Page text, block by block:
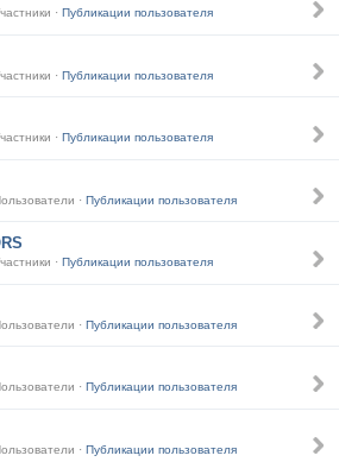
· Публикации пользователя
· Публикации пользователя
· Публикации пользователя
· Публикации пользователя
· Публикации пользователя
· Публикации пользователя
· Публикации пользователя
· Публикации пользователя